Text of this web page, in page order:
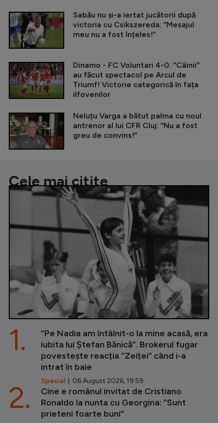
Sabău nu și-a iertat jucătorii după
victoria cu Csikszereda: ”Mesajul
meu nu a fost înțeles!”
Dinamo - FC Voluntari 4-0. ”Câinii”
au făcut spectacol pe Arcul de
Triumf! Victorie categorică în fața
ilfovenilor
Neluțu Varga a bătut palma cu noul
antrenor al lui CFR Cluj: ”Nu a fost
greu de convins!”
Cele mai citite
”Pe Nadia am întâlnit-o la mine acasă, era
iubita lui Ștefan Bănică”. Brokerul fugar
povestește reacția ”Zeiței” când i-a
intrat în baie
Special | 06 August 2026, 19:59
1.
Cine e românul invitat de Cristiano
Ronaldo la nunta cu Georgina: ”Sunt
prieteni foarte buni”
2.